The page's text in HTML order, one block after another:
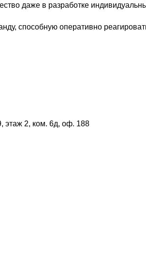
даже в разработке
способную оперативно
этаж 2, ком. 6д, оф. 188